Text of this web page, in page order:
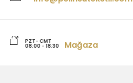
PZT- CMT
08:00 - 18:30 Mağaza